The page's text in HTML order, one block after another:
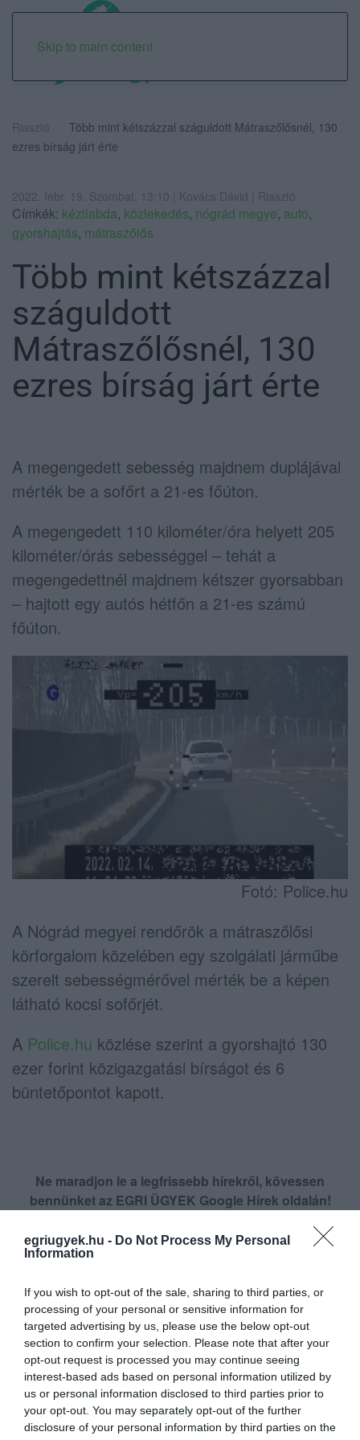
egriugyek.hu - Do Not Process My Personal
Information
If you wish to opt-out of the sale, sharing to third parties, or
processing of your personal or sensitive information for
targeted advertising by us, please use the below opt-out
section to confirm your selection. Please note that after your
opt-out request is processed you may continue seeing
interest-based ads based on personal information utilized by
us or personal information disclosed to third parties prior to
your opt-out. You may separately opt-out of the further
disclosure of your personal information by third parties on the
Skip to main content
Riasztó
Több mint kétszázzal száguldott Mátraszőlősnél, 130
ezres bírság járt érte
2022. febr. 19. Szombat, 13:10 | Kovács Dávid | Riasztó
Címkék: kézilabda, közlekedés, nógrád megye, autó,
gyorshajtás, mátraszőlős
Több mint kétszázzal
száguldott
Mátraszőlősnél, 130
ezres bírság járt érte
A megengedett sebesség majdnem duplájával
mérték be a sofőrt a 21-es főúton.
A megengedett 110 kilométer/óra helyett 205
kilométer/órás sebességgel – tehát a
megengedettnél majdnem kétszer gyorsabban
– hajtott egy autós hétfőn a 21-es számú
főúton.
Fotó: Police.hu
A Nógrád megyei rendőrök a mátraszőlősi
körforgalom közelében egy szolgálati járműbe
szerelt sebességmérővel mérték be a képen
látható kocsi sofőrjét.
A Police.hu közlése szerint a gyorshajtó 130
ezer forint közigazgatási bírságot és 6
büntetőpontot kapott.
Ne maradjon le a legfrissebb hírekről, kövessen
bennünket az EGRI ÜGYEK Google Hírek oldalán!
VISSZA A FŐOLDALRA
Legfrissebb híreink